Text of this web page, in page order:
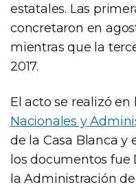
estatales. Las
concretaron en
mientras que la
2017.
El acto se realizó
Nacionales y
de la Casa Blanca y
los documentos fue
la Administración